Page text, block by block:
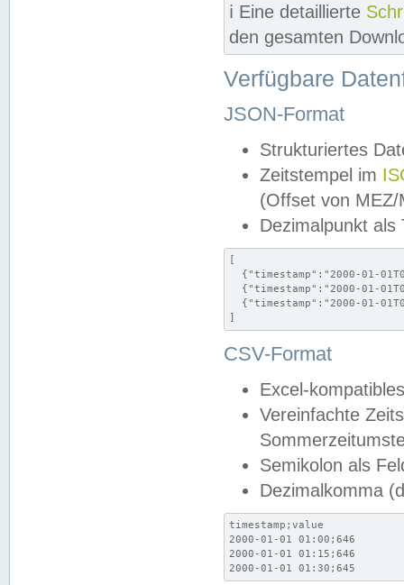
ℹ️ Eine detaillierte
den gesamten
Verfügbare
JSON-Format
Strukturiertes
Zeitstempel im
(Offset von MEZ/
Dezimalpunkt als
[
{"timestamp":"2000-01-
{"timestamp":"2000-01-
{"timestamp":"2000-01-
]
CSV-Format
Excel-
Vereinfachte
Semikolon als
Dezimalkomma
timestamp;value
2000-01-01 01:00;646
2000-01-01 01:15;646
2000-01-01 01:30;645